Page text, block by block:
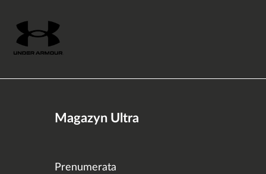
Magazyn Ultra
Prenumerata